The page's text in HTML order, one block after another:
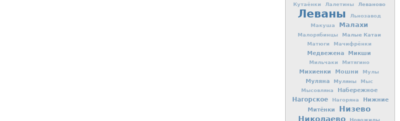
Кутаёнки
Лалетины Леваново
Леваны
Льнозавод
Макуша
Малахи
Малорябинцы Малые Катаи
Матюги Мачифрёнки
Медвежена Микши
Мильчаки Митягино
Михиенки Мошни Мулы
Муляна Муляны
Мыс
Мысовляна
Набережное
Нагорское Нагоряна
Нижние
Митёнки
Низево
Николаево
Новожилы